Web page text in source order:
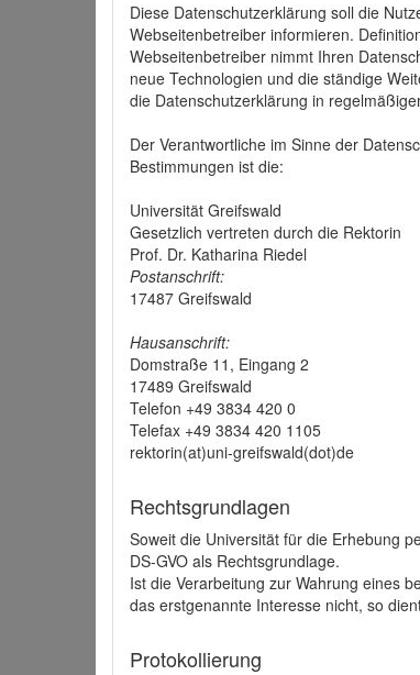
Diese Datenschutzerklärung soll die
Webseitenbetreiber informieren.
Webseitenbetreiber nimmt Ihren
neue Technologien und die ständige
die Datenschutzerklärung in
Der Verantwortliche im Sinne der
Bestimmungen ist die:
Universität Greifswald
Gesetzlich vertreten durch die Rektorin
Prof. Dr. Katharina Riedel
Postanschrift:
17487 Greifswald
Hausanschrift:
Domstraße 11, Eingang 2
17489 Greifswald
Telefon +49 3834 420 0
Telefax +49 3834 420 1105
rektorin(at)uni-greifswald(dot)de
Rechtsgrundlagen
Soweit die Universität für die Erhebung
DS-GVO als Rechtsgrundlage.
Ist die Verarbeitung zur Wahrung eines
das erstgenannte Interesse nicht, so
Protokollierung